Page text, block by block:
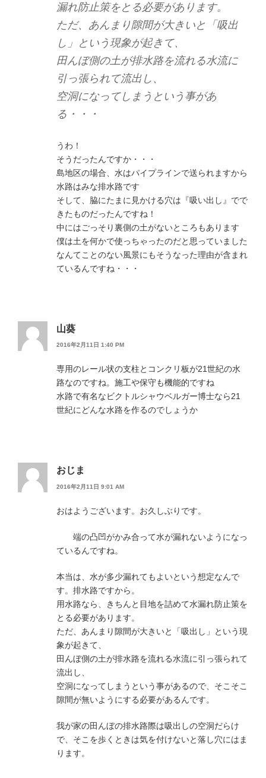
漏れ防止策をとる必要があります。
ただ、あんまり隙間が大きいと「吸出
し」という現象が起きて、
田んぼ側の土が排水路を流れる水流に
引っ張られて流出し、
空洞になってしまうという事があ
る・・・
うわ！
そうだったんですか・・・
島地区の場合、水はパイプラインで送られますから
水路はみな排水路です
そして、脇にたまに見かける穴は『吸い出し』でで
きたものだったんですね！
中にはごっそり裏側の土がないところもあります
僕は土を何かで使っちゃったのだと思っていました
なんてことのない風景にもそうなった理由が含まれ
ているんですね・・・
山葵
2016年2月11日 1:40 PM
専用のレール状の支柱とコンクリ板が21世紀の水
路なのですね。施工や保守も機能的ですね
水路で有名なビクトルシャウベルガー博士なら21
世紀にどんな水路を作るのでしょうか
おじま
2016年2月11日 9:01 AM
おはようございます。お久しぶりです。
端の凸凹がかみ合って水が漏れないようになっ
ているんですね。
本当は、水が多少漏れてもよいという想定なんで
す。排水路ですから。
用水路なら、きちんと目地を詰めて水漏れ防止策を
とる必要があります。
ただ、あんまり隙間が大きいと「吸出し」という現
象が起きて、
田んぼ側の土が排水路を流れる水流に引っ張られて
流出し、
空洞になってしまうという事があるので、そこそこ
隙間が無いようにする必要があるんです。
我が家の田んぼの排水路際は吸出しの空洞だらけ
で、そこを歩くときは気を付けないと落し穴にはま
ります。